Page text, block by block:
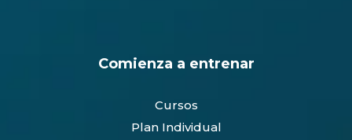
Comienza a entrenar
Cursos
Plan Individual